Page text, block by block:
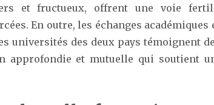
et fructueux, offrent une voie
En outre, les échanges
universités des deux pays témoignent
approfondie et mutuelle qui soutient